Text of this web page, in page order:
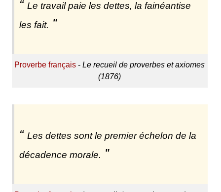
Le travail paie les dettes, la fainéantise
les fait.
Proverbe français -Le recueil de proverbes et axiomes
(1876)
Les dettes sont le premier échelon de la
décadence morale.